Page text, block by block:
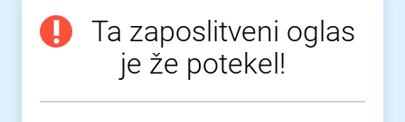
Ta zaposlitveni oglas
je že potekel!